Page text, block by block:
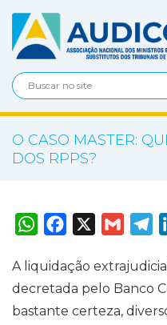
O CASO MASTER:
DOS RPPS?
W
h
s
A
p
p
F
a
b
o
o
k
X
G
m
l
T
e
e
g
a
m
A liquidação
decretada pelo Banco
bastante certeza,